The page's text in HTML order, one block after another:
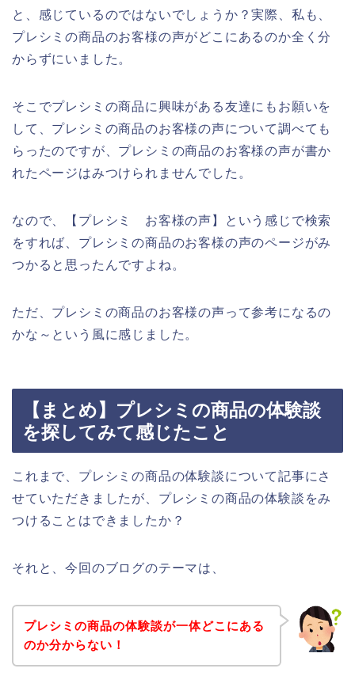
と、感じているのではないでしょうか？実際、私も、
プレシミの商品のお客様の声がどこにあるのか全く分
からずにいました。
そこでプレシミの商品に興味がある友達にもお願いを
して、プレシミの商品のお客様の声について調べても
らったのですが、プレシミの商品のお客様の声が書か
れたページはみつけられませんでした。
なので、【プレシミ お客様の声】という感じで検索
をすれば、プレシミの商品のお客様の声のページがみ
つかると思ったんですよね。
ただ、プレシミの商品のお客様の声って参考になるの
かな～という風に感じました。
【まとめ】プレシミの商品の体験談
を探してみて感じたこと
これまで、プレシミの商品の体験談について記事にさ
せていただきましたが、プレシミの商品の体験談をみ
つけることはできましたか？
それと、今回のブログのテーマは、
プレシミの商品の体験談が一体どこにある
のか分からない！